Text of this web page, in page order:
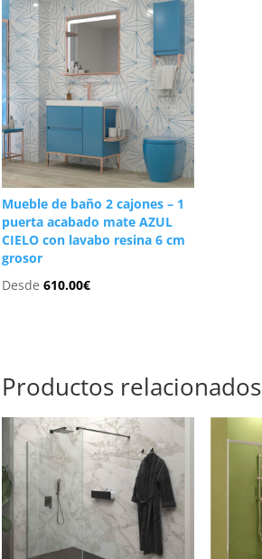
Mueble de baño 2 cajones – 1
puerta acabado mate AZUL
CIELO con lavabo resina 6 cm
grosor
Desde610.00€
Productos relacionados